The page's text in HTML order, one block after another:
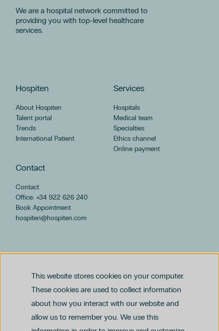
This website stores cookies on your computer.
These cookies are used to collect information
about how you interact with our website and
allow us to remember you. We use this
We are a hospital network committed to
providing you with top-level healthcare
services.
Hospiten
About Hospiten
Talent portal
Trends
International Patient
Services
Hospitals
Medical team
Specialties
Ethics channel
Online payment
Contact
Contact
Office: +34 922 626 240
Book Appointment
hospiten@hospiten.com